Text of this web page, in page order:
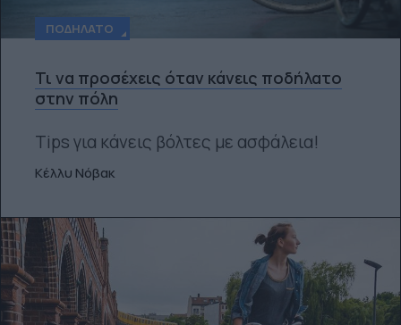
ΠΟΔΉΛΑΤΟ
Τι να προσέχεις όταν κάνεις ποδήλατο
στην πόλη
Tips για κάνεις βόλτες με ασφάλεια!
Κέλλυ Νόβακ